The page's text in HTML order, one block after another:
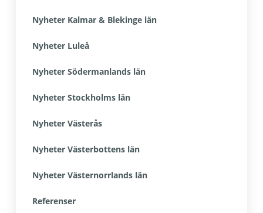
Nyheter Kalmar & Blekinge län
Nyheter Luleå
Nyheter Södermanlands län
Nyheter Stockholms län
Nyheter Västerås
Nyheter Västerbottens län
Nyheter Västernorrlands län
Referenser